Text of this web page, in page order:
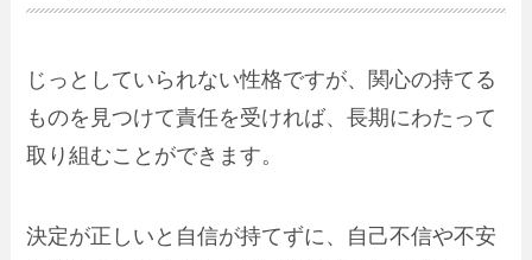
じっとしていられない性格ですが、関心の持てる
ものを見つけて責任を受ければ、長期にわたって
取り組むことができます。
決定が正しいと自信が持てずに、自己不信や不安